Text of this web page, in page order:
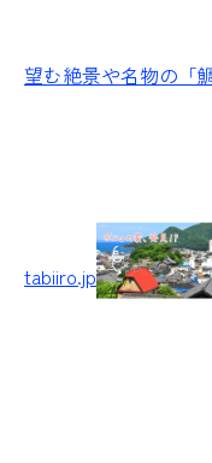
望む絶景や名物の「
tabiiro.jp